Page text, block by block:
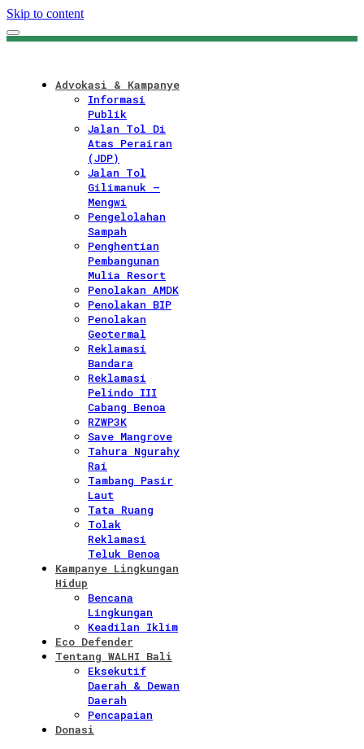
Skip to content
Advokasi & Kampanye
Informasi
Publik
Jalan Tol Di
Atas Perairan
(JDP)
Jalan Tol
Gilimanuk –
Mengwi
Pengelolahan
Sampah
Penghentian
Pembangunan
Mulia Resort
Penolakan AMDK
Penolakan BIP
Penolakan
Geotermal
Reklamasi
Bandara
Reklamasi
Pelindo III
Cabang Benoa
RZWP3K
Save Mangrove
Tahura Ngurahy
Rai
Tambang Pasir
Laut
Tata Ruang
Tolak
Reklamasi
Teluk Benoa
Kampanye Lingkungan
Hidup
Bencana
Lingkungan
Keadilan Iklim
Eco Defender
Tentang WALHI Bali
Eksekutif
Daerah & Dewan
Daerah
Pencapaian
Donasi